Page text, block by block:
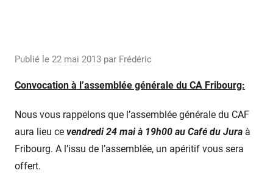
Publié le 22 mai 2013 par Frédéric
Convocation à l’assemblée générale du CA Fribourg:
Nous vous rappelons que l’assemblée générale du CAF
aura lieu ce vendredi 24 mai à 19h00 au Café du Jura à
Fribourg. A l’issu de l’assemblée, un apéritif vous sera
offert.